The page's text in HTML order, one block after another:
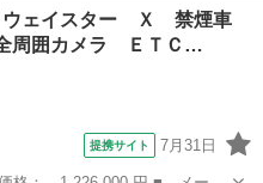
禁煙 ナビＴＶ Ｂｌｕｅｔ
ウェイスター Ｘ 禁煙車
周囲カメラ ＥＴＣ…
提携サイト 7月31日